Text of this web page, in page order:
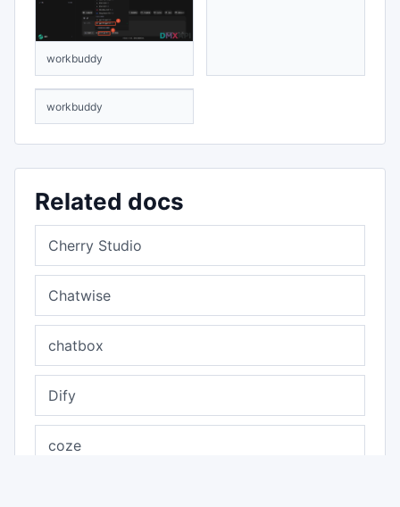
workbuddy
workbuddy
Related docs
Cherry Studio
Chatwise
chatbox